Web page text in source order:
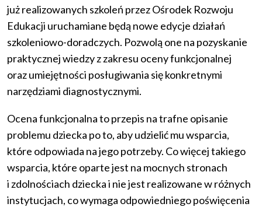
już realizowanych szkoleń przez Ośrodek Rozwoju
Edukacji uruchamiane będą nowe edycje działań
szkoleniowo-doradczych. Pozwolą one na pozyskanie
praktycznej wiedzy z zakresu oceny funkcjonalnej
oraz umiejętności posługiwania się konkretnymi
narzędziami diagnostycznymi.
Ocena funkcjonalna to przepis na trafne opisanie
problemu dziecka po to, aby udzielić mu wsparcia,
które odpowiada na jego potrzeby. Co więcej takiego
wsparcia, które oparte jest na mocnych stronach
i zdolnościach dziecka i nie jest realizowane w różnych
instytucjach, co wymaga odpowiedniego poświęcenia